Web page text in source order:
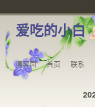
爱吃的小白
博客园 首页 联系